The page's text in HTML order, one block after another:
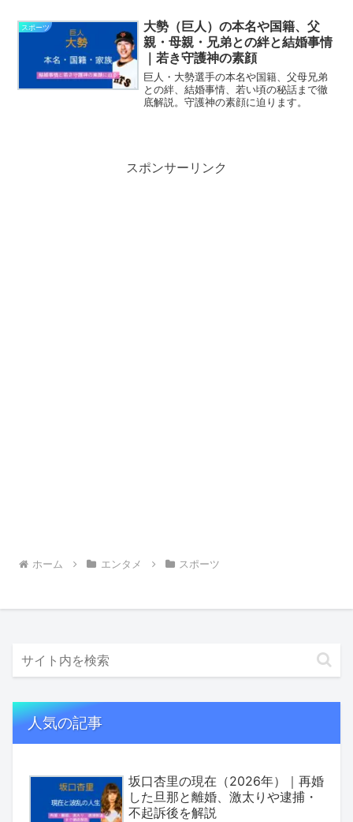
スポーツ
大勢（巨人）の本名や国籍、父
親・母親・兄弟との絆と結婚事情
｜若き守護神の素顔
巨人・大勢選手の本名や国籍、父母兄弟
との絆、結婚事情、若い頃の秘話まで徹
底解説。守護神の素顔に迫ります。
スポンサーリンク
ホーム エンタメ スポーツ
人気の記事
坂口杏里の現在（2026年）｜再婚
した旦那と離婚、激太りや逮捕・
不起訴後を解説